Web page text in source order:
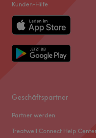
Kunden-Hilfe
Geschäftspartner
Partner werden
Treatwell Connect Help